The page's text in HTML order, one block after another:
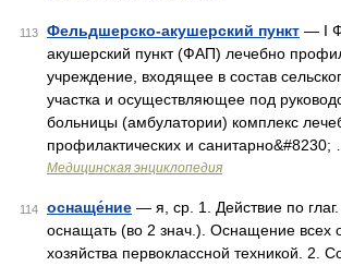
113 Фельдшерско-акушерский пункт — I
акушерский пункт (ФАП) лечебно
учреждение, входящее в состав
участка и осуществляющее под
больницы (амбулатории) комплекс
профилактических и санитарно&#8230; …
Медицинская энциклопедия
114 оснаще́ние — я, ср. 1. Действие по глаг.
оснащать (во 2 знач.). Оснащение всех
хозяйства первоклассной техникой. 2.